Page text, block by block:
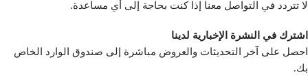
لا تتردد في التواصل معنا إذا كنت بحاجة إلى أي مساعدة.
اشترك في النشرة الإخبارية لدينا
احصل على آخر التحديثات والعروض مباشرة إلى صندوق الوارد الخاص
بك.